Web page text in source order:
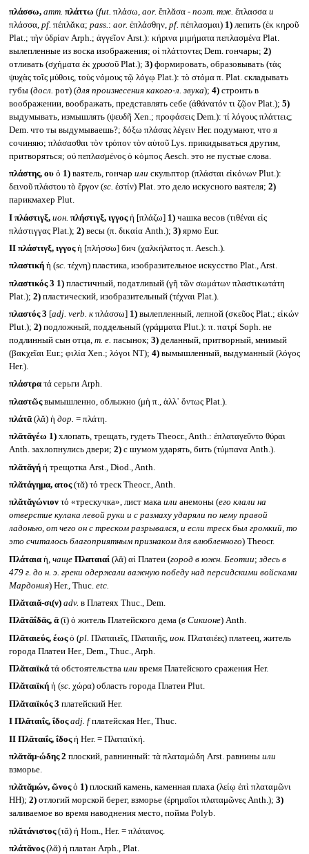
πλάσσω, атт. πλάττω (fut. πλάσω, aor. ἔπλᾰσα - поэт. тж. ἔπλασσα и
πλάσσα, pf. πέπλᾰκα; pass.: aor. ἐπλάσθην, pf. πέπλασμαι) 1)лепить (ἐκ κηροῦ
Plat.; τὴν ὑδρίαν Arph.; ἀγγεῖον Arst.): κήρινα μιμήματα πεπλασμένα Plat.
вылепленные из воска изображения; οἱ πλάττοντες Dem. гончары; 2)
отливать (σχήματα ἐκ χρυσοῦ Plat.); 3)формировать, образовывать (τὰς
ψυχὰς τοῖς μύθοις, τοὺς νόμους τῷ λόγῳ Plat.): τὸ στόμα π. Plat. складывать
губы (досл. рот) (для произнесения какого-л. звука); 4)строить в
воображении, воображать, представлять себе (ἀθάνατόν τι ζῷον Plat.); 5)
выдумывать, измышлять (ψευδῆ Xen.; προφάσεις Dem.): τί λόγους πλάττεις;
Dem. что ты выдумываешь?; δόξω πλάσας λέγειν Her. подумают, что я
сочиняю; πλάσασθαι τὸν τρόπον τὸν αὑτοῦ Lys. прикидываться другим,
притворяться; οὐ πεπλασμένος ὁ κόμπος Aesch. это не пустые слова.
πλάστης, ουὁ 1)ваятель, гончар или скульптор (πλάσται εἰκόνων Plut.):
δεινοῦ πλάστου τὸ ἔργον (sc. ἐστίν) Plat. это дело искусного ваятеля; 2)
парикмахер Plut.
I πλάστιγξ, ион. πλήστιγξ, ιγγοςἡ [πλάζω] 1)чашка весов (τιθέναι εἰς
πλάστιγγας Plat.); 2)весы (π. δικαία Anth.); 3)ярмо Eur.
II πλάστιγξ, ιγγοςἡ [πλήσσω] бич (χαλκήλατος π. Aesch.).
πλαστική ἡ (sc. τέχνη) пластика, изобразительное искусство Plat., Arst.
πλαστικός 3 1)пластичный, податливый (γῆ τῶν σωμάτων πλαστικωτάτη
Plat.); 2)пластический, изобразительный (τέχναι Plat.).
πλαστός 3 [adj. verb. кπλάσσω] 1)вылепленный, лепной (σκεῦος Plat.; εἰκών
Plut.); 2)подложный, поддельный (γράμματα Plut.): π. πατρί Soph. не
подлинный сын отца, т. е. пасынок; 3)деланный, притворный, мнимый
(βακχεῖαι Eur.; φιλία Xen.; λόγοι NT); 4)вымышленный, выдуманный (λόγος
Her.).
πλάστρα τά серьги Arph.
πλαστῶςвымышленно, облыжно (μὴ π., ἀλλ᾽ ὄντως Plat.).
πλάτᾱ(λᾰ) ἡ дор. = πλάτη.
πλᾰτᾰγέω 1)хлопать, трещать, гудеть Theocr., Anth.: ἐπλαταγεῦντο θύραι
Anth. захлопнулись двери; 2)с шумом ударять, бить (τύμπανα Anth.).
πλᾰτᾰγή ἡ трещотка Arst., Diod., Anth.
πλᾰτάγημα, ατος(τᾰ) τό треск Theocr., Anth.
πλᾰτᾰγώνιον τό «трескучка», лист мака или анемоны (его клали на
отверстие кулака левой руки и с размаху ударяли по нему правой
ладонью, от чего он с треском разрывался, и если треск был громкий, то
это считалось благоприятным признаком для влюбленного) Theocr.
Πλάταια ἡ, чаще Πλαταιαί(λᾰ) αἱ Платеи (город в южн. Беотии; здесь в
479 г. до н. э. греки одержали важную победу над персидскими войсками
Мардония) Her., Thuc. etc.
Πλᾰταιᾰ-σι(ν) adv. в Платеях Thuc., Dem.
Πλᾰτᾰΐδᾱς, ᾱ(ῑ) ὁ житель Платейского дема (в Сикионе) Anth.
Πλᾰταιεύς, έωςὁ (pl. Πλαταιεῖς, Πλαταιῆς, ион. Πλαταιέες) платеец, житель
города Платеи Her., Dem., Thuc., Arph.
Πλᾰταιϊκά τά обстоятельства или время Платейского сражения Her.
Πλᾰταιϊκή ἡ (sc. χώρα) область города Платеи Plut.
Πλᾰταιϊκός 3 платейский Her.
I Πλᾰταιΐς, ΐδοςadj. fплатейская Her., Thuc.
II Πλᾰταιΐς, ΐδοςἡ Her. = Πλαταιϊκή.
πλᾰτᾰμ-ώδης 2 плоский, равнинный: τὰ πλαταμώδη Arst. равнины или
взморье.
πλᾰτᾰμών, ῶνοςὁ 1)плоский камень, каменная плаха (λείῳ ἐπὶ πλαταμῶνι
HH); 2)отлогий морской берег, взморье (ἐρημαῖοι πλαταμῶνες Anth.); 3)
заливаемое во время наводнения место, пойма Polyb.
πλᾰτάνιστος(τᾰ) ἡ Hom., Her. = πλάτανος.
πλάτᾰνος(λᾰ) ἡ платан Arph., Plat.